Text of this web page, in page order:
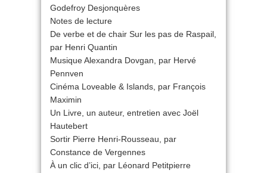
Godefroy Desjonquères
Notes de lecture
De verbe et de chair Sur les pas de Raspail,
par Henri Quantin
Musique Alexandra Dovgan, par Hervé
Pennven
Cinéma Loveable & Islands, par François
Maximin
Un Livre, un auteur, entretien avec Joël
Hautebert
Sortir Pierre Henri-Rousseau, par
Constance de Vergennes
À un clic d’ici, par Léonard Petitpierre